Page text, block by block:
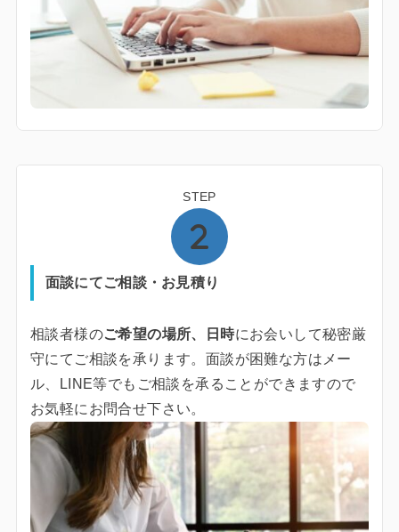
STEP
面談にてご相談・お見積り
相談者様のご希望の場所、日時にお会いして秘密厳
守にてご相談を承ります。面談が困難な方はメー
ル、LINE等でもご相談を承ることができますので
お気軽にお問合せ下さい。